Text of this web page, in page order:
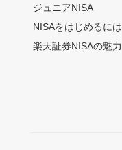
ジュニアNISA
NISAをはじめるには
楽天証券NISAの魅力